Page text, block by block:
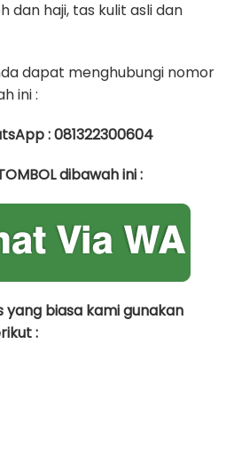
dan haji, tas kulit asli dan
dapat menghubungi nomor
ini :
: 081322300604
dibawah ini :
biasa kami gunakan
: